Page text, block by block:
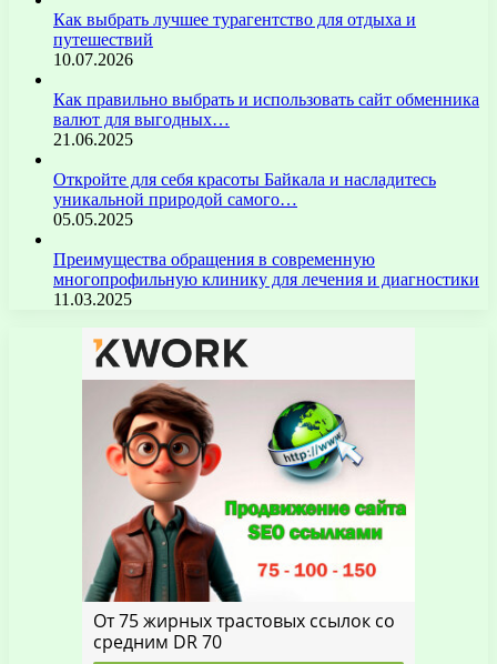
Как выбрать лучшее турагентство для отдыха и
путешествий
10.07.2026
Как правильно выбрать и использовать сайт обменника
валют для выгодных…
21.06.2025
Откройте для себя красоты Байкала и насладитесь
уникальной природой самого…
05.05.2025
Преимущества обращения в современную
многопрофильную клинику для лечения и диагностики
11.03.2025